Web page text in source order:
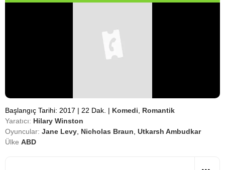
Başlangıç Tarihi: 2017 | 22 Dak. | Komedi
Romantik
Yaratıcı: Hilary Winston
Oyuncular: Jane Levy Nicholas Braun Utkarsh Ambudkar
Ülke ABD